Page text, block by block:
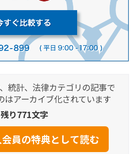
統計、法律カテゴリの記事で
はアーカイブ化されています
残り771文字